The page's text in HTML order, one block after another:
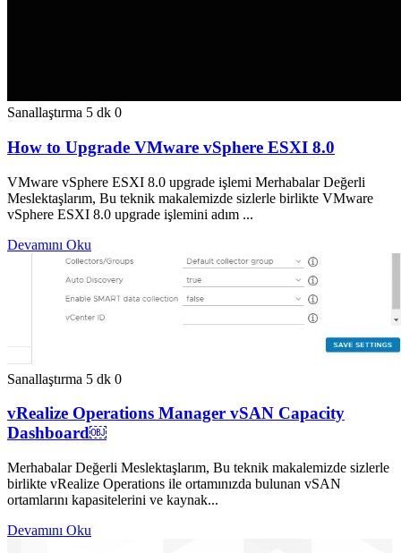
Sanallaştırma 5 dk 0
How to Upgrade VMware vSphere ESXI 8.0
VMware vSphere ESXI 8.0 upgrade işlemi Merhabalar Değerli
Meslektaşlarım, Bu teknik makalemizde sizlerle birlikte VMware
vSphere ESXI 8.0 upgrade işlemini adım ...
Devamını Oku
Sanallaştırma 5 dk 0
vRealize Operations Manager vSAN Capacity
Dashboard￼
Merhabalar Değerli Meslektaşlarım, Bu teknik makalemizde sizlerle
birlikte vRealize Operations ile ortamınızda bulunan vSAN
ortamlarını kapasitelerini ve kaynak...
Devamını Oku